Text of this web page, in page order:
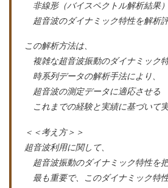
非線形（バイスペクトル解析結果
超音波のダイナミック特性を解析
この解析方法は、
複雑な超音波振動のダイナミック
時系列データの解析手法により、
超音波の測定データに適応させる
これまでの経験と実績に基づいて実
＜＜考え方＞＞
超音波利用に関して、
超音波振動のダイナミック特性を
最も重要で、このダイナミック特